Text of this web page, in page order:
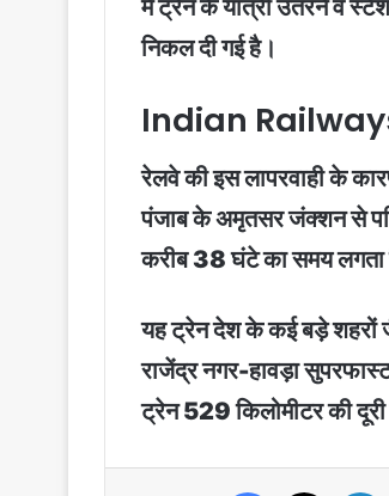
में ट्रेन के यात्री उतरने व
निकल दी गई है।
Indian
रेलवे की इस लापरवाही के
पंजाब के अमृतसर जंक्शन से
करीब 38 घंटे का समय लगता
यह ट्रेन देश के कई बड़े शहरों
राजेंद्र नगर-हावड़ा
ट्रेन 529 किलोमीटर की
Facebook